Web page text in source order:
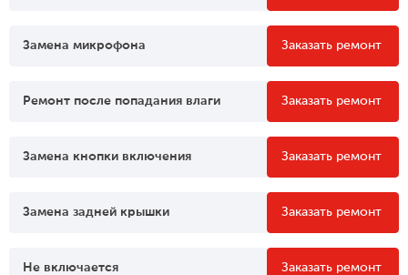
Замена микрофона Заказать ремонт
Ремонт после попадания влаги Заказать ремонт
Замена кнопки включения Заказать ремонт
Замена задней крышки Заказать ремонт
Не включается Заказать ремонт